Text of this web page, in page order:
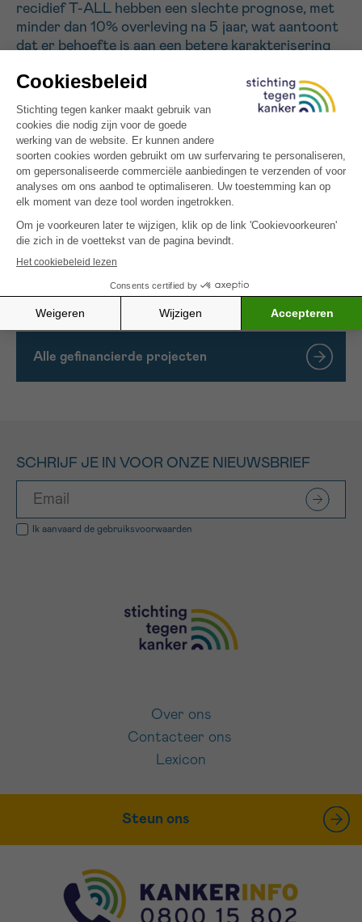
recidief T-ALL hebben een slechte prognose, met
minder dan 10% overleving na 5 jaar, wat aantoont
dat er behoefte is aan een betere karakterisering
subtypes van T-ALL die gekenmerkt worden door
ectopische expressie van TLX1 of TLX3 eiwitten in
20 tot 30% van de patiënten. De leden van het
TLX1/3 oncogencomplex en hun invloed op de
regulatie van signaalwegen die de ontwikkeling van
de ziekte bevorderen, zijn onbekend. Met de
karakterisering van het TLX1/3 complex en de
ons project een grote translationele impact
hebben en een doorbraak mogelijk maken in de
behandeling van een aanzienlijk deel van de T-ALL
Alle gefinancierde projecten
SCHRIJF JE IN VOOR ONZE NIEUWSBRIEF
Ik aanvaard de gebruiksvoorwaarden
Over ons
Contacteer ons
Lexicon
Steun ons